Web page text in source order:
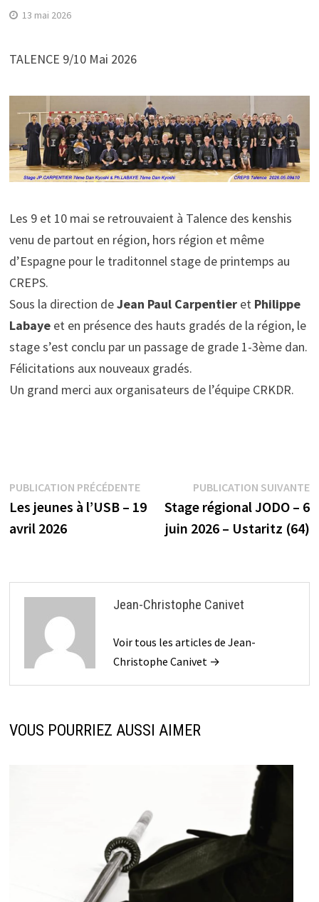
13 mai 2026
TALENCE 9/10 Mai 2026
Les 9 et 10 mai se retrouvaient à Talence des kenshis
venu de partout en région, hors région et même
d’Espagne pour le traditonnel stage de printemps au
CREPS.
Sous la direction deJean Paul Carpentier et Philippe
Labaye et en présence des hauts gradés de la région, le
stage s’est conclu par un passage de grade 1-3ème dan.
Félicitations aux nouveaux gradés.
Un grand merci aux organisateurs de l’équipe CRKDR.
Navigation
de
PUBLICATION PRÉCÉDENTEPublication
précédente :
Les jeunes à l’USB – 19
avril 2026
PUBLICATION SUIVANTE
Stage régional JODO – 6
juin 2026 – Ustaritz (64)
Jean-Christophe Canivet
Voir tous les articles de Jean-
Christophe Canivet →
VOUS POURRIEZ AUSSI AIMER